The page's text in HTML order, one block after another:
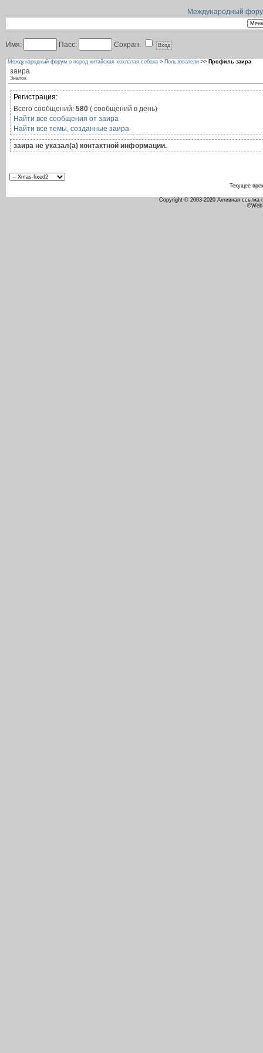
Международный
Имя: Пасс: Сохран:
Международный форум о пород китайская хохлатая собака > Пользователи >> Профиль заира
заира
Знаток
Регистрация:
Всего сообщений: 580 ( сообщений в день)
Найти все сообщения от заира
Найти все темы, созданные заира
заира не указал(а) контактной информации.
Текущее
Copyright © 2003-2020 Активная ссылка